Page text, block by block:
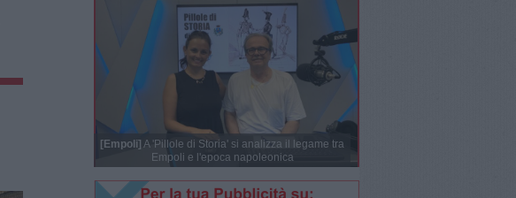
[Empoli] A 'Pillole di Storia' si analizza il legame tra
Empoli e l'epoca napoleonica